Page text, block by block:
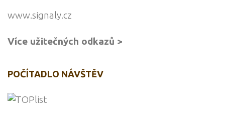
www.signaly.cz
Více užitečných odkazů >
POČÍTADLO NÁVŠTĚV